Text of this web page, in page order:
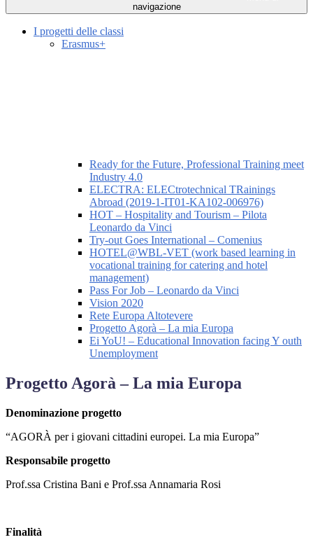
navigazione
I progetti delle classi
Erasmus+
Ready for the Future, Professional Training meet
Industry 4.0
ELECTRA: ELECtrotechnical TRainings
Abroad (2019-1-IT01-KA102-006976)
HOT – Hospitality and Tourism – Pilota
Leonardo da Vinci
Try-out Goes International – Comenius
HOTEL@WBL-VET (work based learning in
vocational training for catering and hotel
management)
Pass For Job – Leonardo da Vinci
Vision 2020
Rete Europa Altotevere
Progetto Agorà – La mia Europa
Ei YoU! – Educational Innovation facing Y outh
Unemployment
Progetto Agorà – La mia Europa
Denominazione progetto
“AGORÀ per i giovani cittadini europei. La mia Europa”
Responsabile progetto
Prof.ssa Cristina Bani e Prof.ssa Annamaria Rosi
Finalità